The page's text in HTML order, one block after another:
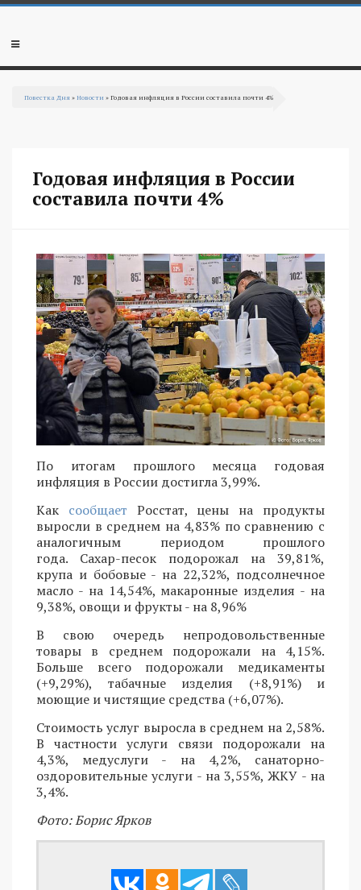
Перейти к основному содержанию
Мобильное
Повестка Дня »Новости » Годовая инфляция в России составила почти 4%
Годовая инфляция в России
составила почти 4%
По итогам прошлого месяца годовая
инфляция в России достигла 3,99%.
Как сообщает Росстат, цены на продукты
выросли в среднем на 4,83% по сравнению с
аналогичным периодом прошлого
года. Сахар-песок подорожал на 39,81%,
крупа и бобовые - на 22,32%, подсолнечное
масло - на 14,54%, макаронные изделия - на
9,38%, овощи и фрукты - на 8,96%
В свою очередь непродовольственные
товары в среднем подорожали на 4,15%.
Больше всего подорожали медикаменты
(+9,29%), табачные изделия (+8,91%) и
моющие и чистящие средства (+6,07%).
Стоимость услуг выросла в среднем на 2,58%.
В частности услуги связи подорожали на
4,3%, медуслуги - на 4,2%, санаторно-
оздоровительные услуги - на 3,55%, ЖКУ - на
3,4%.
Фото: Борис Ярков